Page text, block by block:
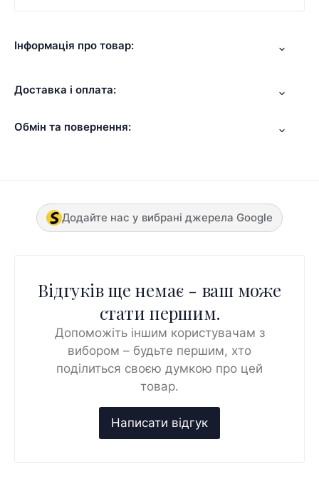
Інформація про товар:
Доставка і оплата:
Обмін та повернення:
Додайте нас у вибрані джерела Google
Відгуків ще немає - ваш може
стати першим.
Допоможіть іншим користувачам з
вибором – будьте першим, хто
поділиться своєю думкою про цей
товар.